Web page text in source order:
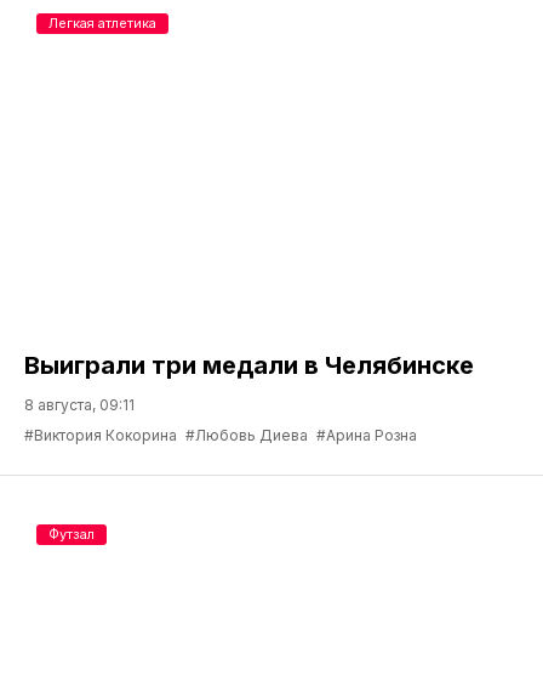
Выиграли три медали в Челябинске
8 августа, 09:11
#Виктория Кокорина #Любовь Диева #Арина Розна
Легкая атлетика
Футзал